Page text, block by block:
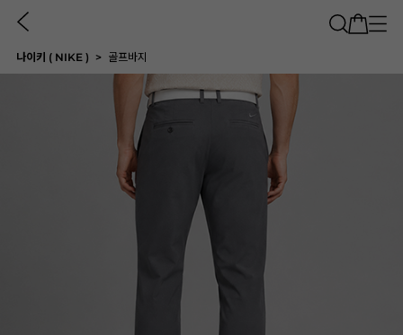
나이키 ( NIKE ) 골프바지